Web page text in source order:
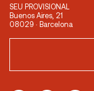
SEU PROVISIONAL
Buenos Aires, 21
08029 · Barcelona